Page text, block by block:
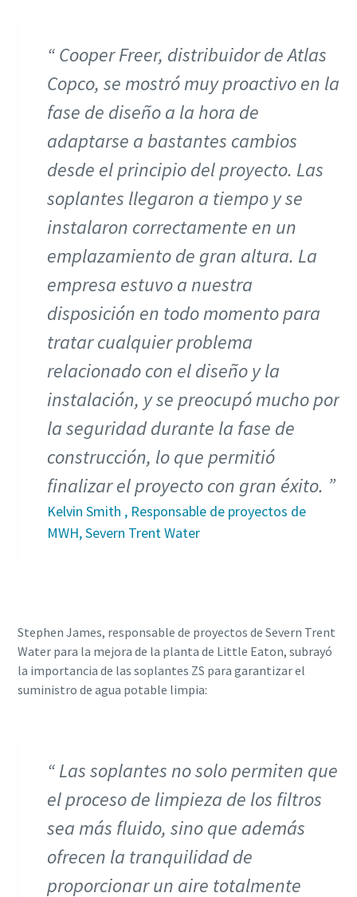
Cooper Freer, distribuidor de Atlas
Copco, se mostró muy proactivo en la
fase de diseño a la hora de
adaptarse a bastantes cambios
desde el principio del proyecto. Las
soplantes llegaron a tiempo y se
instalaron correctamente en un
emplazamiento de gran altura. La
empresa estuvo a nuestra
disposición en todo momento para
tratar cualquier problema
relacionado con el diseño y la
instalación, y se preocupó mucho por
la seguridad durante la fase de
construcción, lo que permitió
finalizar el proyecto con gran éxito.
Kelvin Smith , Responsable de proyectos de
MWH, Severn Trent Water
Stephen James, responsable de proyectos de Severn Trent
Water para la mejora de la planta de Little Eaton, subrayó
la importancia de las soplantes ZS para garantizar el
suministro de agua potable limpia:
Las soplantes no solo permiten que
el proceso de limpieza de los filtros
sea más fluido, sino que además
ofrecen la tranquilidad de
proporcionar un aire totalmente